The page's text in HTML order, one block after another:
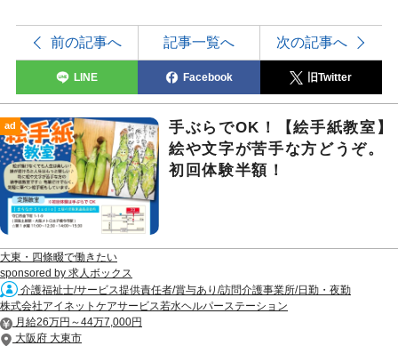
前の記事へ 記事一覧へ 次の記事へ
LINE Facebook 旧Twitter
ad
手ぶらでOK！【絵手紙教室】
絵や文字が苦手な方どうぞ。
初回体験半額！
大東・四條畷で働きたい
sponsored by 求人ボックス
介護福祉士/サービス提供責任者/賞与あり/訪問介護事業所/日勤・夜勤
株式会社アイネットケアサービス若水ヘルパーステーション
月給26万円～44万7,000円
大阪府 大東市